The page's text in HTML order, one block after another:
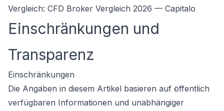
Vergleich: CFD Broker Vergleich 2026 — Capitalo
Einschränkungen und
Transparenz
Einschränkungen
Die Angaben in diesem Artikel basieren auf öffentlich
verfügbaren Informationen und unabhängiger